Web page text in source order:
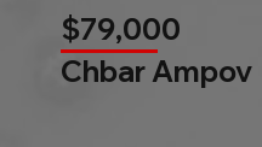
$79,000
Chbar Ampov